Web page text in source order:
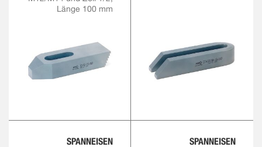
Länge 100 mm
SPANNEISEN
SPANNEISEN